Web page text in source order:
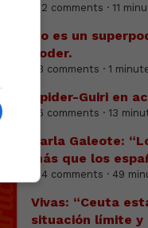
192 comments · 11
No es un
poder.
73 comments · 1
Spider-Guiri en
76 comments · 13
Carla Galeote:
más que los
104 comments · 49
Vivas: “Ceuta
situación límite y